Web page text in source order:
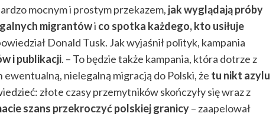
mocnym i prostym przekazem, jak wyglądają próby
migrantówi co spotka każdego, kto usiłuje
Donald Tusk. Jak wyjaśnił polityk, kampania
i publikacji. – To będzie także kampania, która dotrze z
nielegalną migracją do Polski, że tu nikt azylu
złote czasy przemytników skończyły się wraz z
szans przekroczyć polskiej granicy– zaapelował